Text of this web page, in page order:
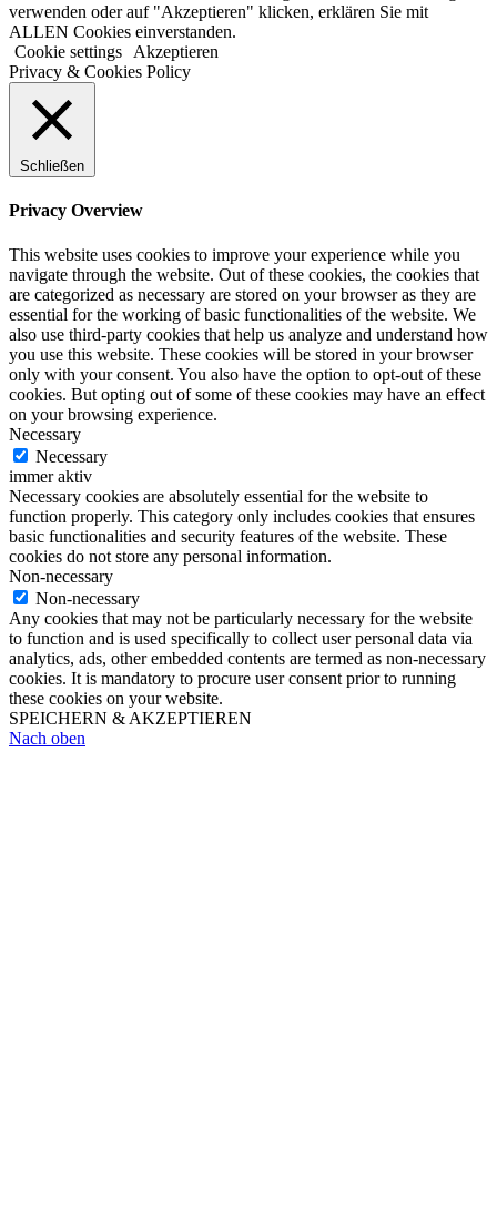
verwenden oder auf "Akzeptieren" klicken, erklären Sie mit
ALLEN Cookies einverstanden.
Cookie settings
Akzeptieren
Privacy & Cookies Policy
Schließen
Privacy Overview
This website uses cookies to improve your experience while you
navigate through the website. Out of these cookies, the cookies that
are categorized as necessary are stored on your browser as they are
essential for the working of basic functionalities of the website. We
also use third-party cookies that help us analyze and understand how
you use this website. These cookies will be stored in your browser
only with your consent. You also have the option to opt-out of these
cookies. But opting out of some of these cookies may have an effect
on your browsing experience.
Necessary
Necessary
immer aktiv
Necessary cookies are absolutely essential for the website to
function properly. This category only includes cookies that ensures
basic functionalities and security features of the website. These
cookies do not store any personal information.
Non-necessary
Non-necessary
Any cookies that may not be particularly necessary for the website
to function and is used specifically to collect user personal data via
analytics, ads, other embedded contents are termed as non-necessary
cookies. It is mandatory to procure user consent prior to running
these cookies on your website.
SPEICHERN & AKZEPTIEREN
Nach oben